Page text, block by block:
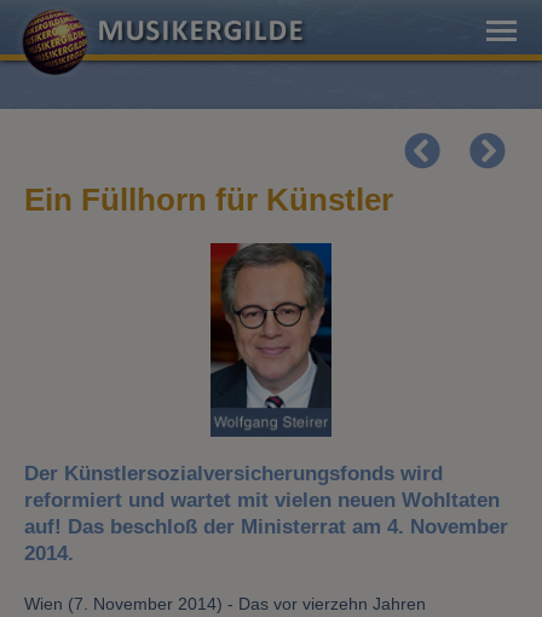
Ein Füllhorn für Künstler
Der Künstlersozialversicherungsfonds wird
reformiert und wartet mit vielen neuen Wohltaten
auf! Das beschloß der Ministerrat am 4. November
2014.
Wien (7. November 2014) - Das vor vierzehn Jahren